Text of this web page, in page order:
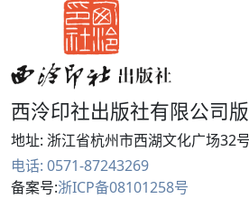
西泠印社出版社有限公司
地址: 浙江省杭州市西湖文化广场32号
电话: 0571-87243269
备案号:浙ICP备08101258号